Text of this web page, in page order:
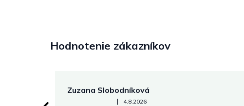
Hodnotenie zákazníkov
Zuzana Slobodníková
Hodnotenie obchodu je 5 z 5 hviezdičiek.
| 4.8.2026